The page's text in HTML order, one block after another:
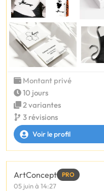
Montant privé
10 jours
2 variantes
3 révisions
Voir le profil
ArtConcept PRO
05 juin à 14:27